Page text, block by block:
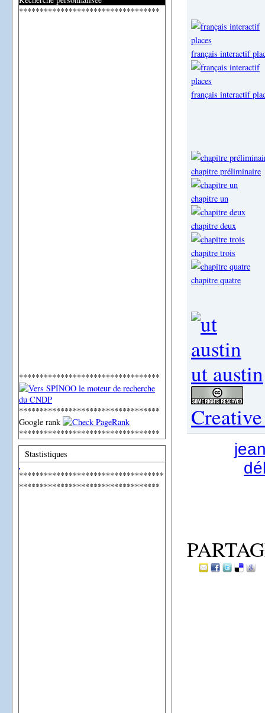
**********************************
**********************************
**********************************
Google rank
**********************************
Stastistiques
***********************************
**********************************
français interactif
français interactif
chapitre préliminaire
chapitre un
chapitre deux
chapitre trois
chapitre quatre
ut austin